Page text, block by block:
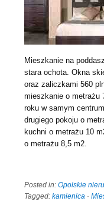
Mieszkanie na
stara ochota. Okna
oraz zaliczkami 560
mieszkanie o metrażu
roku w samym
drugiego pokoju o
kuchni o metrażu 10
o metrażu 8,5 m2.
Posted in: Opolskie
Tagged: kamienica ·